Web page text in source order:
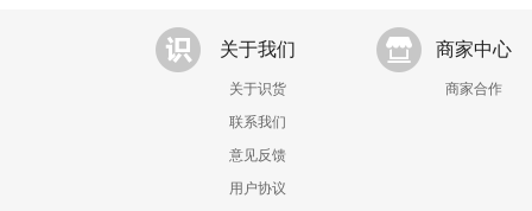
关于我们
关于识货
联系我们
意见反馈
用户协议
商家中心
商家合作